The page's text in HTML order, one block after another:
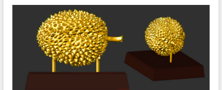
Đắk Lắk: Tôn vinh 46 giải pháp tại Hội
thi Sáng tạo Kỹ thuật 2024 - 2025
Đắk Lắk rà soát, điều chỉnh Đề án 190
về phát triển nuôi trồng thủy sản
Phó Chủ tịch UBND tỉnh Đắk Lắk
Trương Công Thái kiểm tra thực địa